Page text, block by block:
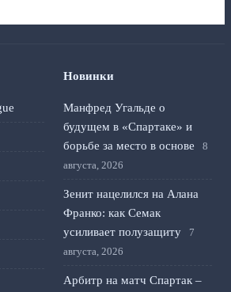
Новинки
Манфред Угальде о
будущем в «Спартаке» и
борьбе за место в основе
8
августа, 2026
Зенит нацелился на Алана
Франко: как Семак
усиливает полузащиту
7
августа, 2026
Арбитр на матч Спартак –